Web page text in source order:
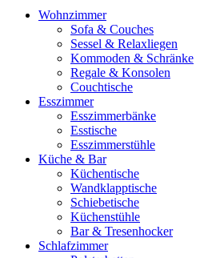
Wohnzimmer
Sofa & Couches
Sessel & Relaxliegen
Kommoden & Schränke
Regale & Konsolen
Couchtische
Esszimmer
Esszimmerbänke
Esstische
Esszimmerstühle
Küche & Bar
Küchentische
Wandklapptische
Schiebetische
Küchenstühle
Bar & Tresenhocker
Schlafzimmer